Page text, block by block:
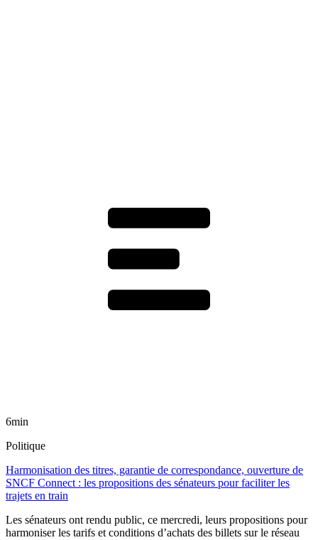
6min
Politique
Harmonisation des titres, garantie de correspondance, ouverture de
SNCF Connect : les propositions des sénateurs pour faciliter les
trajets en train
Les sénateurs ont rendu public, ce mercredi, leurs propositions pour
harmoniser les tarifs et conditions d’achats des billets sur le réseau